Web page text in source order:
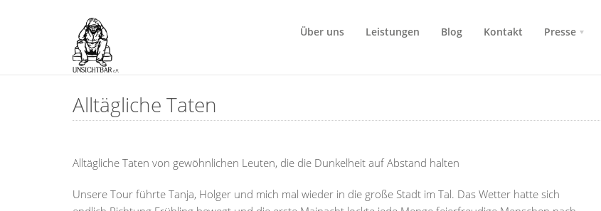
Über uns Leistungen Blog Kontakt Presse
Alltägliche Taten
Alltägliche Taten von gewöhnlichen Leuten, die die Dunkelheit auf Abstand halten
Unsere Tour führte Tanja, Holger und mich mal wieder in die große Stadt im Tal. Das Wetter hatte sich